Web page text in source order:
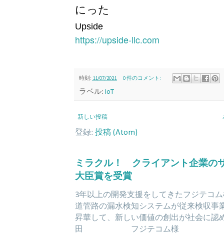
にった
Upside
https://upside-llc.com
時刻: 11/07/2021 0 件のコメント:
ラベル: IoT
新しい投稿
登録: 投稿 (Atom)
ミラクル！ クライアント企業の
大臣賞を受賞
3年以上の開発支援をしてきたフジテコ
道管路の漏水検知システムが従来検収事
昇華して、新しい価値の創出が社
田 フジテコム